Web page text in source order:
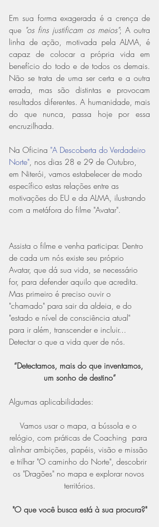
Em sua forma exagerada é a crença de
que "os fins justificam os meios"; A outra
linha de ação, motivada pela ALMA, é
capaz de colocar a própria vida em
benefício do todo e de todos os demais.
Não se trata de uma ser certa e a outra
errada, mas são distintas e provocam
resultados diferentes. A humanidade, mais
do que nunca, passa hoje por essa
encruzilhada.
Na Oficina "A Descoberta do Verdadeiro
Norte", nos dias 28 e 29 de Outubro,
em Niterói, vamos estabelecer de modo
específico estas relações entre as
motivações do EU e da ALMA, ilustrando
com a metáfora do filme "Avatar".
Assista o filme e venha participar. Dentro
de cada um nós existe seu próprio
Avatar, que dá sua vida, se necessário
for, para defender aquilo que acredita.
Mas primeiro é preciso ouvir o
"chamado" para sair da aldeia, e do
"estado e nível de consciência atual"
para ir além, transcender e incluir...
Detectar o que a vida quer de nós.
“Detectamos, mais do que inventamos,
um sonho de destino”
Algumas aplicabilidades:
Vamos usar o mapa, a bússola e o
relógio, com práticas de Coaching  para
alinhar ambições, papéis, visão e missão
e trilhar "O caminho do Norte", descobrir
os "Dragões" no mapa e explorar novos
territórios.
"O que você busca está à sua procura?"